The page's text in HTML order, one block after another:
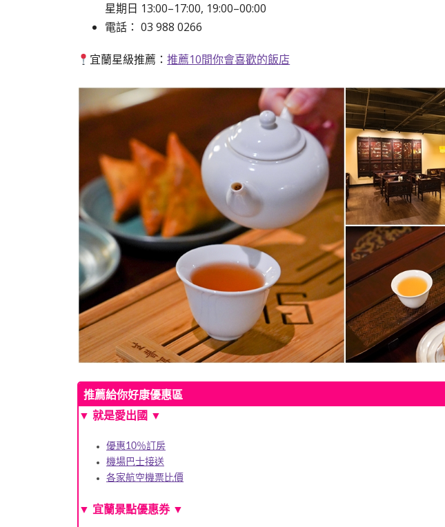
星期日 13:00–17:00, 19:00–00:00
電話： 03 988 0266
宜蘭星級推薦：推薦10間你會喜歡的飯店
推薦給你好康優惠區
▼ 就是愛出國 ▼
優惠10％訂房
機場巴士接送
各家航空機票比價
▼ 宜蘭景點優惠券 ▼